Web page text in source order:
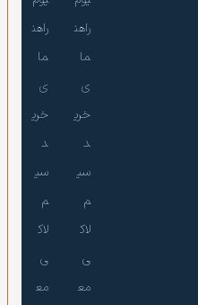
راهن
ما
ی
خری
د
سی
م
لاک
ی
مع
راهن
ما
ی
خری
د
سی
م
لاک
ی
مع